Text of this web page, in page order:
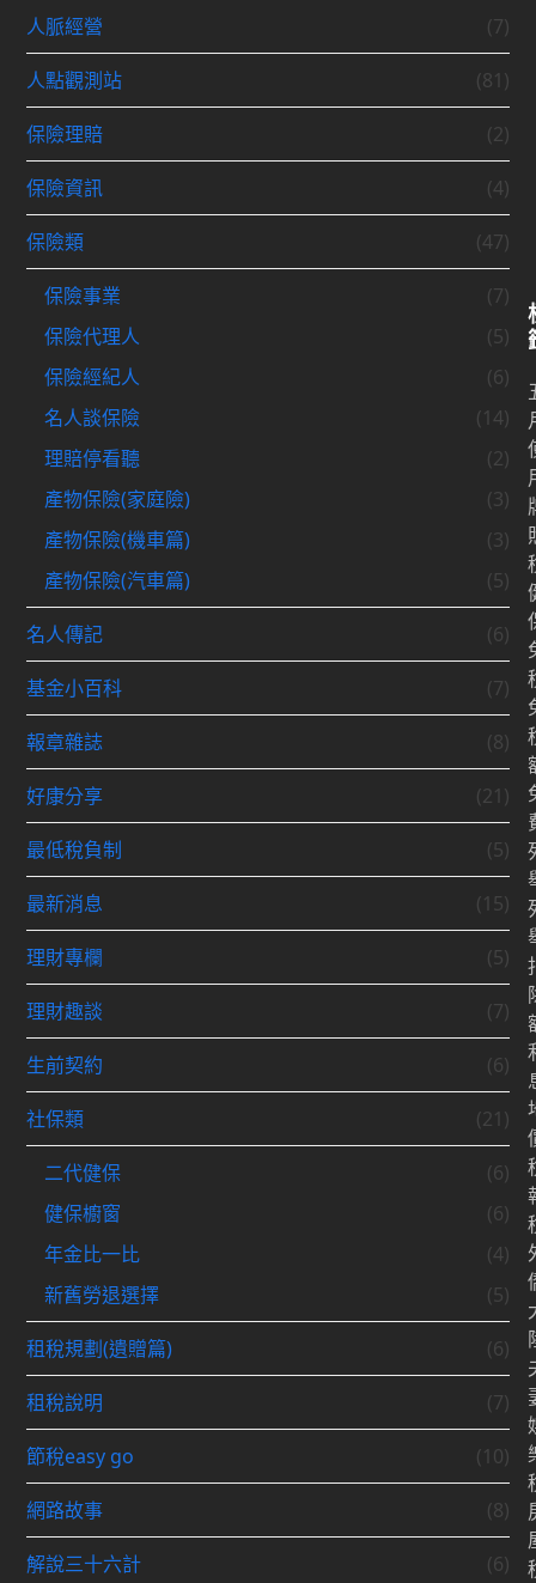
人脈經營 (7)
人點觀測站 (81)
保險理賠 (2)
保險資訊 (4)
保險類 (47)
保險事業
(7)
保險代理人
(5)
保險經紀人
(6)
名人談保險
(14)
理賠停看聽
(2)
產物保險(家庭險)
(3)
產物保險(機車篇)
(3)
產物保險(汽車篇)
(5)
名人傳記 (6)
基金小百科 (7)
報章雜誌 (8)
好康分享 (21)
最低稅負制 (5)
最新消息 (15)
理財專欄 (5)
理財趣談 (7)
生前契約 (6)
社保類 (21)
二代健保
(6)
健保櫥窗
(6)
年金比一比
(4)
新舊勞退選擇
(5)
租稅規劃(遺贈篇) (6)
租稅說明 (7)
節稅easy go (10)
網路故事 (8)
解說三十六計 (6)